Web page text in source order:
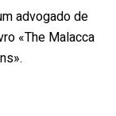
advogado de
«The Malacca